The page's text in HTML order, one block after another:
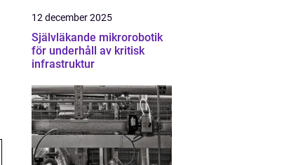
12 december 2025
Självläkande mikrorobotik
för underhåll av kritisk
infrastruktur